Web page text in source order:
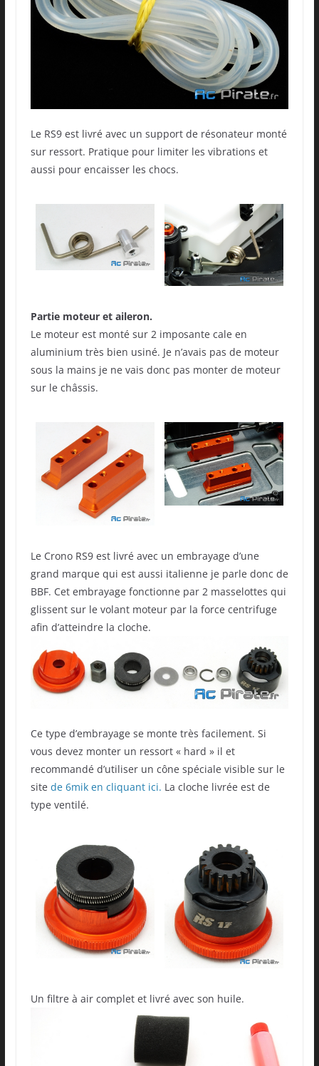
Le RS9 est livré avec un support de résonateur monté
sur ressort. Pratique pour limiter les vibrations et
aussi pour encaisser les chocs.
Partie moteur et aileron.
Le moteur est monté sur 2 imposante cale en
aluminium très bien usiné. Je n’avais pas de moteur
sous la mains je ne vais donc pas monter de moteur
sur le châssis.
Le Crono RS9 est livré avec un embrayage d’une
grand marque qui est aussi italienne je parle donc de
BBF. Cet embrayage fonctionne par 2 masselottes qui
glissent sur le volant moteur par la force centrifuge
afin d’atteindre la cloche.
Ce type d’embrayage se monte très facilement. Si
vous devez monter un ressort « hard » il et
recommandé d’utiliser un cône spéciale visible sur le
site de 6mik en cliquant ici. La cloche livrée est de
type ventilé.
Un filtre à air complet et livré avec son huile.